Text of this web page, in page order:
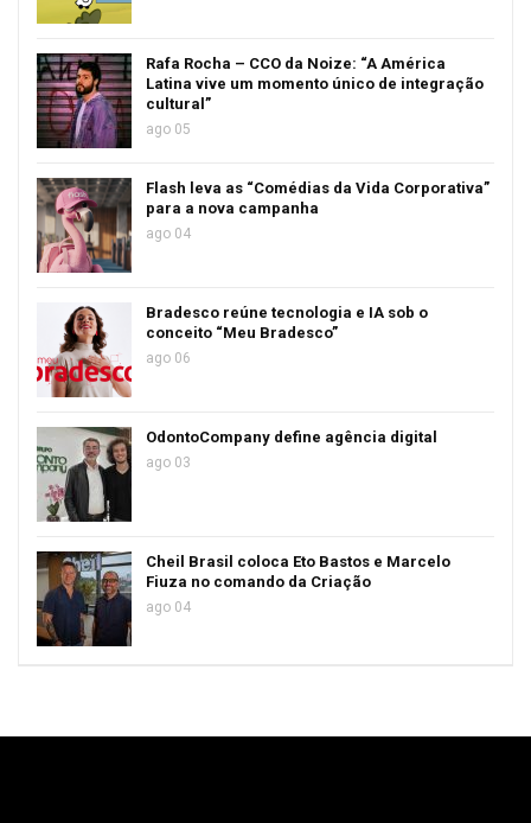
Rafa Rocha – CCO da Noize: “A América
Latina vive um momento único de integração
cultural”
ago 05
Flash leva as “Comédias da Vida Corporativa”
para a nova campanha
ago 04
Bradesco reúne tecnologia e IA sob o
conceito “Meu Bradesco”
ago 06
OdontoCompany define agência digital
ago 03
Cheil Brasil coloca Eto Bastos e Marcelo
Fiuza no comando da Criação
ago 04